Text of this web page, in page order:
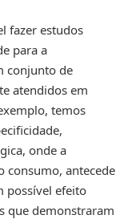
fazer estudos
para a
conjunto de
atendidos em
temos
onde a
consumo, antecede
possível efeito
que demonstraram